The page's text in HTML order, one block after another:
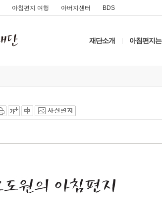
아침편지 여행 아버지센터 BDS
재단소개 아침편지는